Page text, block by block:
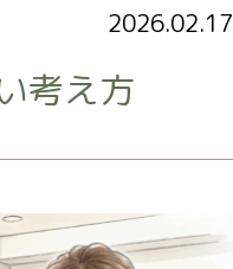
2026.02.17
考え方